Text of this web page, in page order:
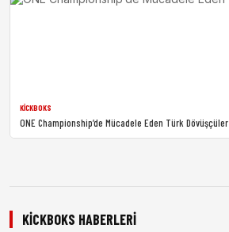
KICKBOKS
ONE Championship’de Mücadele Eden Türk Dövüşçüler
KICKBOKS HABERLERI